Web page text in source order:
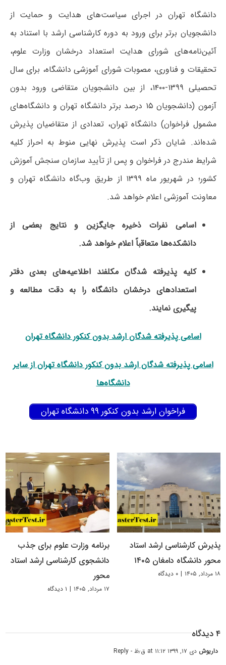
دانشگاه تهران در اجرای سیاست‌های هدایت و حمایت از
دانشجویان برتر برای ورود به دوره کارشناسی ارشد با استناد به
آئین‌نامه‌های شورای هدایت استعداد درخشان وزارت علوم،
تحقیقات و فناوری، مصوبات شورای آموزشی دانشگاه، برای سال
تحصیلی ۱۳۹۹-۱۴۰۰، از بین دانشجویان متقاضی ورود بدون
آزمون (دانشجویان ۱۵ درصد برتر دانشگاه تهران و دانشگاه‌های
مشمول فراخوان) دانشگاه تهران، تعدادی از متقاضیان پذیرش
شده‌اند. شایان ذکر است پذیرش نهایی منوط به احراز کلیه
شرایط مندرج در فراخوان و پس از تأیید سازمان سنجش آموزش
کشور؛ در شهریور ماه
از طریق وب‌گاه دانشگاه تهران و
معاونت آموزشی اعلام خواهد شد.
اسامی نفرات ذخیره جایگزین و نتایج بعضی از
دانشکده‌ها متعاقباً اعلام خواهد شد.
کلیه پذیرفته شدگان مکلفند اطلاعیه‌های بعدی دفتر
استعدادهای درخشان دانشگاه را به دقت مطالعه و
پیگیری نمایند.
اسامی پذیرفته شدگان ارشد بدون کنکور دانشگاه تهران
ا‌‌‌‌سامی پذیرفته شدگانارشد بدون کنکور دانشگاه تهران از سایر
دانشگاه‌ها
فراخوان ارشد بدون کنکور ۹۹ دانشگاه تهران
پذیرش کارشناسی ارشد استاد
محور دانشگاه دامغان ۱۴۰۵
۱۸ مرداد, ۱۴۰۵ | ۰ دیدگاه
برنامه وزارت علوم برای جذب
دانشجوی کارشناسی ارشد استاد
محور
۱۷ مرداد, ۱۴۰۵ | ۱ دیدگاه
۴ دیدگاه
داریوش دی ۱۷, ۱۳۹۹ at ۱۱:۱۲ ق٫ظ - Reply